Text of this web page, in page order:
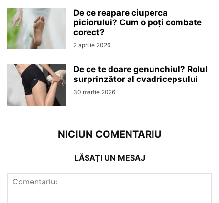
De ce reapare ciuperca
piciorului? Cum o poți combate
corect?
2 aprilie 2026
De ce te doare genunchiul? Rolul
surprinzător al cvadricepsului
30 martie 2026
NICIUN COMENTARIU
LĂSAȚI UN MESAJ